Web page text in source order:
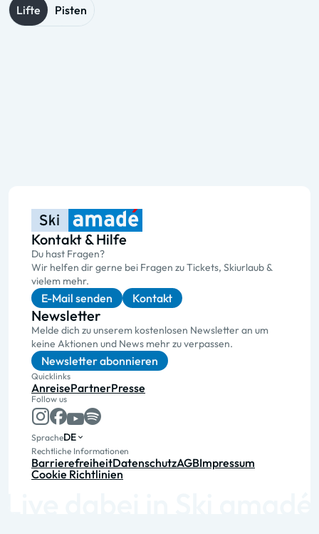
Lifte Pisten
Kontakt & Hilfe
Du hast Fragen?
Wir helfen dir gerne bei Fragen zu Tickets, Skiurlaub &
vielem mehr.
E-Mail senden Kontakt
Newsletter
Melde dich zu unserem kostenlosen Newsletter an um
keine Aktionen und News mehr zu verpassen.
Newsletter abonnieren
Quicklinks
AnreisePartnerPresse
Follow us
SpracheDE
Rechtliche Informationen
BarrierefreiheitDatenschutzAGBImpressum
Cookie Richtlinien